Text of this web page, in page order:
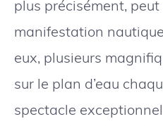
plus précisément,
manifestation
eux, plusieurs
sur le plan d’eau
spectacle